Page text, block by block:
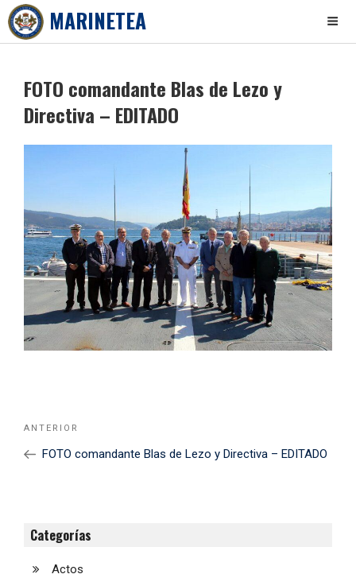
content
MARINETEA
FOTO comandante Blas de Lezo y
Directiva – EDITADO
Navegación
entradas
Noticia
Anterior
ANTERIOR
FOTO comandante Blas de Lezo y Directiva – EDITADO
Categorías
Actos